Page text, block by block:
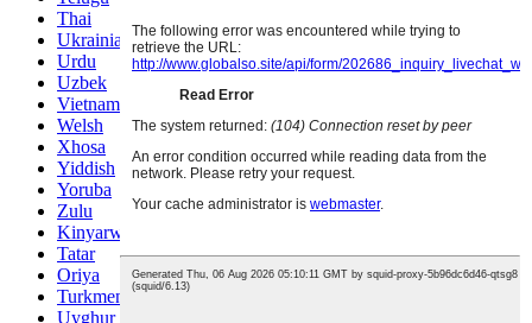
Thai
Ukrainian
Urdu
Uzbek
Vietnamese
Welsh
Xhosa
Yiddish
Yoruba
Zulu
Kinyarwanda
Tatar
Oriya
Turkmen
Uyghur